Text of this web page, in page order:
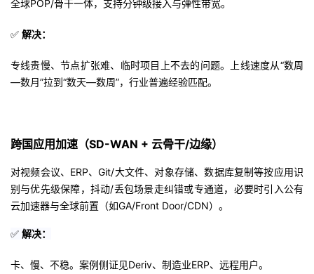
全球POP/骨干一体，支持分钟级接入与弹性带宽。
✅ 解决：
专线贵慢、节点扩张难、临时项目上不去的问题。
上线速度从“数周
—数月”拉到“数天—数周”，行业普遍经验匹配。
跨国应用加速（SD-WAN + 云骨干/边缘）
对视频会议、ERP、Git/大文件、对象存储、数据库复制等按应用识
别与优先级保障，抖动/丢包场景走纠错或专通道，必要时引入公有
云加速器与全球前置（如GA/Front Door/CDN）。
✅ 解决：
卡、慢、不稳。案例侧证见Deriv、制造业ERP、远程用户。